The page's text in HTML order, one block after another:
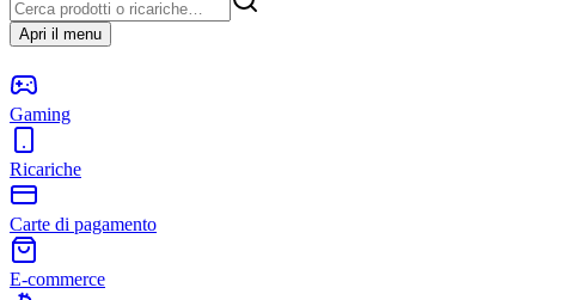
Apri il menu
Gaming
Ricariche
Carte di pagamento
E-commerce